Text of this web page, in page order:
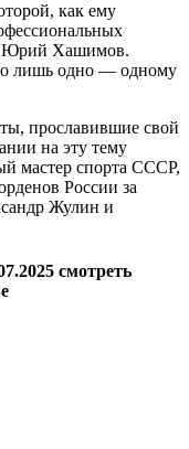
как ему
Юрий Хашимов.
лишь одно — одному
прославившие свой
на эту тему
мастер спорта СССР,
России за
Жулин и
смотреть